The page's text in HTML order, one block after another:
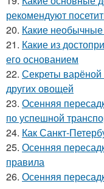
рекомендуют
20. Какие
21. Какие из
его основанием
22. Секреты
других овощей
23. Осенняя
по успешной
24. Как Санкт-
25. Осенняя
правила
26. Осенняя